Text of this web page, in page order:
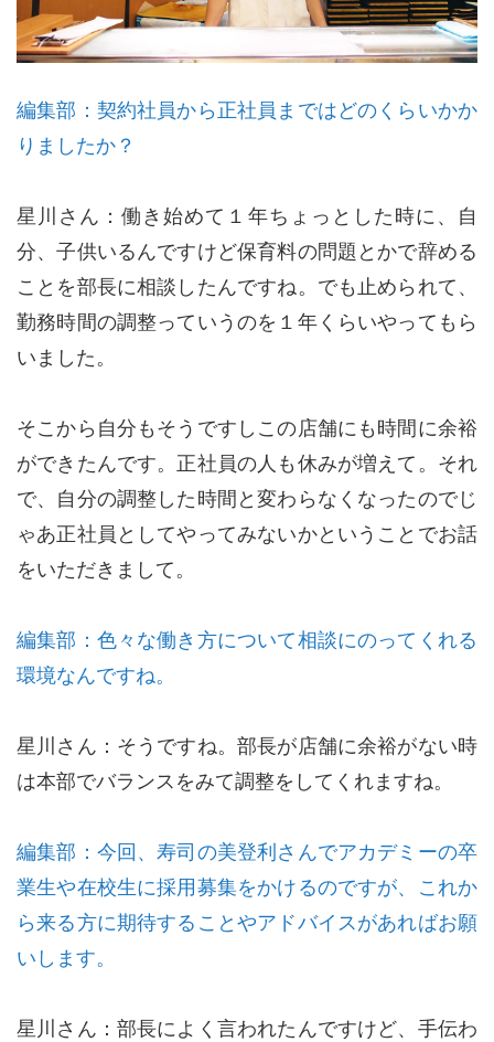
編集部：契約社員から正社員まではどのくらいかか
りましたか？
星川さん：働き始めて１年ちょっとした時に、自
分、子供いるんですけど保育料の問題とかで辞める
ことを部長に相談したんですね。でも止められて、
勤務時間の調整っていうのを１年くらいやってもら
いました。
そこから自分もそうですしこの店舗にも時間に余裕
ができたんです。正社員の人も休みが増えて。それ
で、自分の調整した時間と変わらなくなったのでじ
ゃあ正社員としてやってみないかということでお話
をいただきまして。
編集部：色々な働き方について相談にのってくれる
環境なんですね。
星川さん：そうですね。部長が店舗に余裕がない時
は本部でバランスをみて調整をしてくれますね。
編集部：今回、寿司の美登利さんでアカデミーの卒
業生や在校生に採用募集をかけるのですが、これか
ら来る方に期待することやアドバイスがあればお願
いします。
星川さん：部長によく言われたんですけど、手伝わ